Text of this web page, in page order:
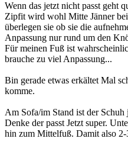
Wenn das jetzt nicht passt geht
Zipfit wird wohl Mitte Jänner
überlegen sie ob sie die
Anpassung nur rund um den
Für meinen Fuß ist
brauche zu viel Anpassung...
Bin gerade etwas erkältet Mal
komme.
Am Sofa/im Stand ist der
Denke der passt Jetzt super.
hin zum Mittelfuß. Damit also 2-